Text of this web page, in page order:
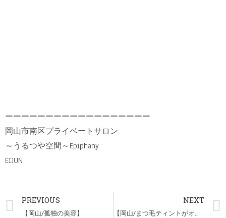
ーーーーーーーーーーーーーーーーーー
岡山市南区プライベートサロン
～うるつや空間～Epiphany
EIJUN
PREVIOUS
【岡山/孤独の美容】
NEXT
【岡山/まつ毛ティントがオプションメニューになりました！】